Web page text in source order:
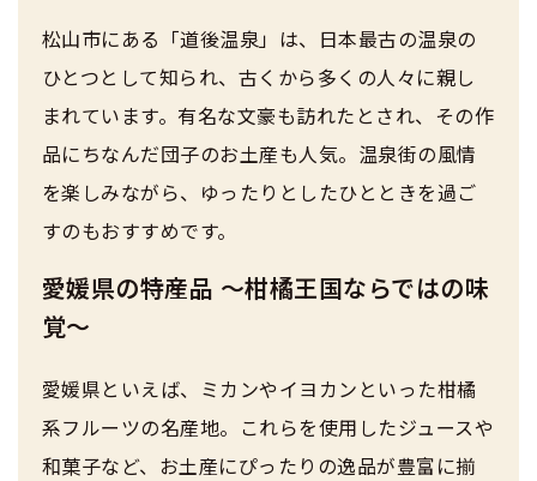
松山市にある「道後温泉」は、日本最古の温泉の
ひとつとして知られ、古くから多くの人々に親し
まれています。有名な文豪も訪れたとされ、その作
品にちなんだ団子のお土産も人気。温泉街の風情
を楽しみながら、ゆったりとしたひとときを過ご
すのもおすすめです。
愛媛県の特産品 ～柑橘王国ならではの味
覚～
愛媛県といえば、ミカンやイヨカンといった柑橘
系フルーツの名産地。これらを使用したジュースや
和菓子など、お土産にぴったりの逸品が豊富に揃